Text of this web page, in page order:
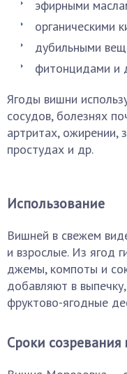
эфирными
органическими
дубильными
фитонцидами и
Ягоды вишни
сосудов, болезнях
артритах, ожирении,
простудах и др.
Использование
Вишней в свежем
и взрослые. Из ягод
джемы, компоты и
добавляют в
фруктово-ягодные
Сроки созревания